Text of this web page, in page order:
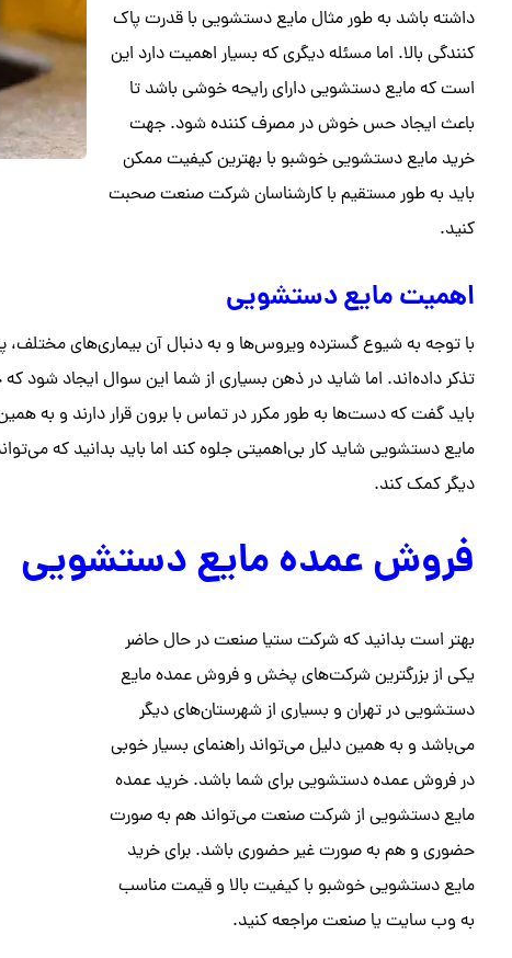
داشته باشد به طور مثال مایع دستشویی با قدرت پاک
کنندگی بالا. اما مسئله دیگری که بسیار اهمیت دارد این
است که مایع دستشویی دارای رایحه خوشی باشد تا
باعث ایجاد حس خوش در مصرف کننده شود. جهت
خرید مایع دستشویی خوشبو با بهترین کیفیت ممکن
باید به طور مستقیم با کارشناسان شرکت صنعت صحبت
کنید.
اهمیت مایع دستشویی
با توجه به شیوع گسترده ویروس‌ها و به دنبال آن بیماری‌های مختلف،
تذکر داده‌اند. اما شاید در ذهن بسیاری از شما این سوال ایجاد شود
باید گفت که دست‌ها به طور مکرر در تماس با برون قرار دارند و به
مایع دستشویی شاید کار بی‌اهمیتی جلوه کند اما باید بدانید که
دیگر کمک کند.
فروش عمده مایع دستشویی
بهتر است بدانید که شرکت ستیا صنعت در حال حاضر
یکی از بزرگترین شرکت‌های پخش و فروش عمده مایع
دستشویی در تهران و بسیاری از شهرستان‌های دیگر
می‌باشد و به همین دلیل می‌تواند راهنمای بسیار خوبی
در فروش عمده دستشویی برای شما باشد. خرید عمده
مایع دستشویی از شرکت صنعت می‌تواند هم به صورت
حضوری و هم به صورت غیر حضوری باشد. برای خرید
مایع دستشویی خوشبو با کیفیت بالا و قیمت مناسب
به وب سایت یا صنعت مراجعه کنید.